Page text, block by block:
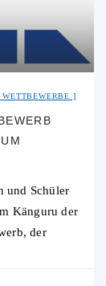
WETTBEWERBE
und Schüler
Känguru der
der